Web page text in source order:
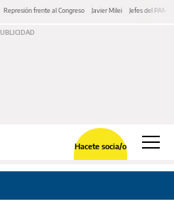
Represión frente al Congreso Javier Milei Jefes del PAMI
Hacete socia/o